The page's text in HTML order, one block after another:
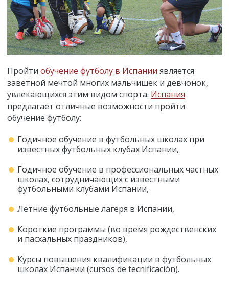
Пройти обучение футболу в Испании является
заветной мечтой многих мальчишек и девчонок,
увлекающихся этим видом спорта. Испания
предлагает отличные возможности пройти
обучение футболу:
Годичное обучение в футбольных школах при
известных футбольных клубах Испании,
Годичное обучение в профессиональных частных
школах, сотрудничающих с известными
футбольными клубами Испании,
Летние футбольные лагеря в Испании,
Короткие программы (во время рождественских
и пасхальных праздников),
Курсы повышения квалификации в футбольных
школах Испании (cursos de tecnificación).